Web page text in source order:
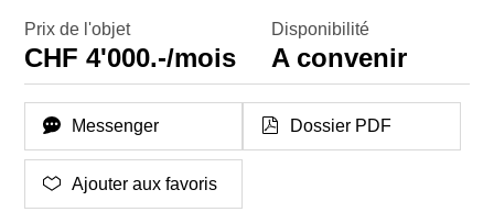
Prix de l'objet
CHF 4'000.-/mois
Disponibilité
A convenir
Messenger Dossier PDF
Ajouter aux favoris